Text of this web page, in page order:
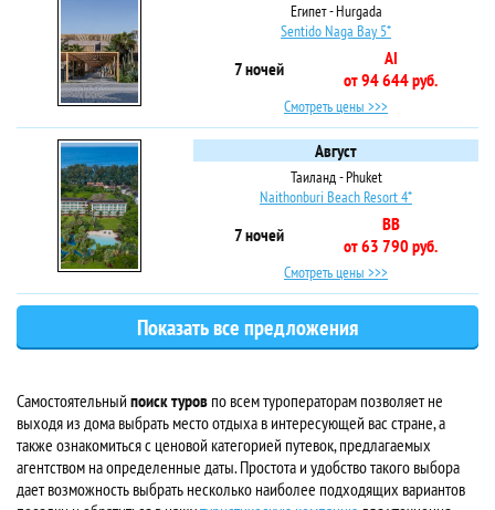
Египет - Hurgada
Sentido Naga Bay 5*
7 ночей
AI
от 94 644 руб.
Смотреть цены >>>
Август
Таиланд - Phuket
Naithonburi Beach Resort 4*
7 ночей
BB
от 63 790 руб.
Смотреть цены >>>
Самостоятельный поиск туров по всем туроператорам позволяет не
выходя из дома выбрать место отдыха в интересующей вас стране, а
также ознакомиться с ценовой категорией путевок, предлагаемых
агентством на определенные даты. Простота и удобство такого выбора
дает возможность выбрать несколько наиболее подходящих вариантов